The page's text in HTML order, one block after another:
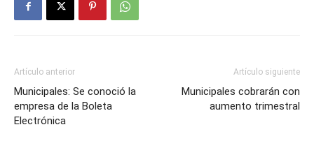
Artículo anterior
Municipales: Se conoció la
empresa de la Boleta
Electrónica
Artículo siguiente
Municipales cobrarán con
aumento trimestral